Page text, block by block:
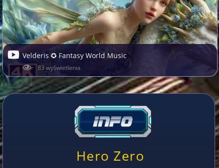
Velderis ✪ Fantasy World Music
83 wyświetlenia
Hero Zero